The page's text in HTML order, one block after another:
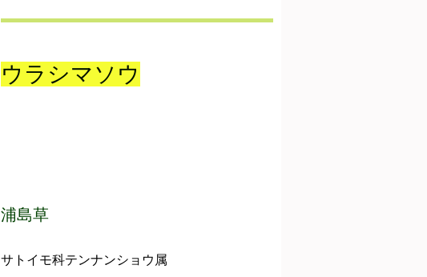
ウラシマソウ
浦島草
サトイモ科テンナンショウ属